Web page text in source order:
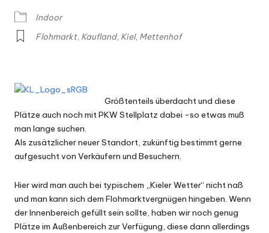
e
Indoor
Flohmarkt, Kaufland, Kiel, Mettenhof
Größtenteils überdacht und diese
Plätze auch noch mit PKW Stellplatz dabei -so etwas muß
man lange suchen.
Als zusätzlicher neuer Standort, zukünftig bestimmt gerne
aufgesucht von Verkäufern und Besuchern.
Hier wird man auch bei typischem „Kieler Wetter“ nicht naß
und man kann sich dem Flohmarktvergnügen hingeben. Wenn
der Innenbereich gefüllt sein sollte, haben wir noch genug
Plätze im Außenbereich zur Verfügung, diese dann allerdings